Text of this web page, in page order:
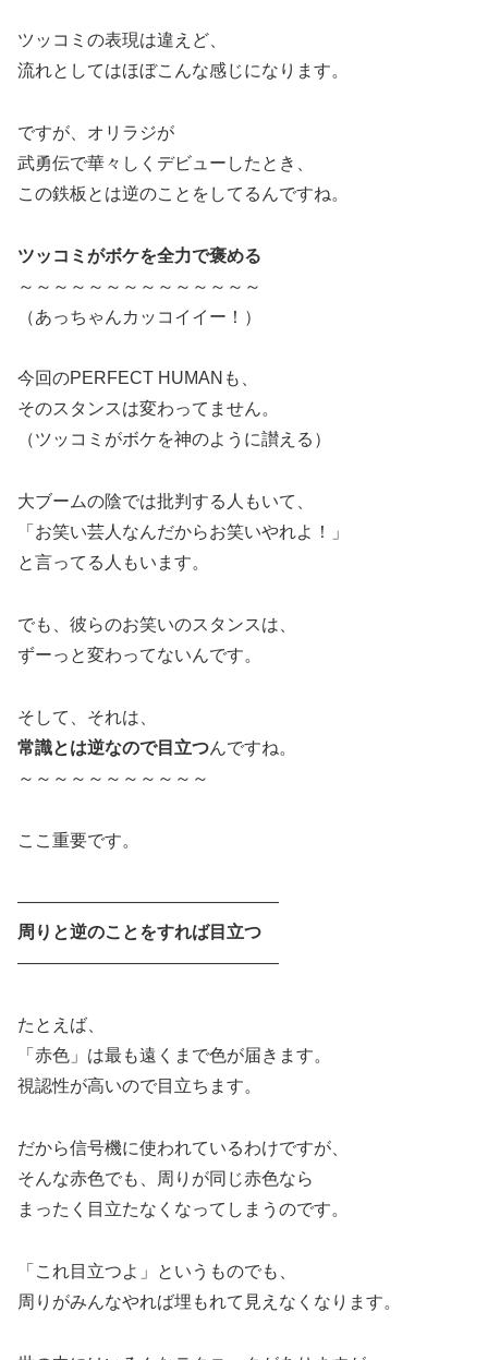
ツッコミの表現は違えど、
流れとしてはほぼこんな感じになります。
ですが、オリラジが
武勇伝で華々しくデビューしたとき、
この鉄板とは逆のことをしてるんですね。
ツッコミがボケを全力で褒める
～～～～～～～～～～～～～～
（あっちゃんカッコイイー！）
今回のPERFECT HUMANも、
そのスタンスは変わってません。
（ツッコミがボケを神のように讃える）
大ブームの陰では批判する人もいて、
「お笑い芸人なんだからお笑いやれよ！」
と言ってる人もいます。
でも、彼らのお笑いのスタンスは、
ずーっと変わってないんです。
そして、それは、
常識とは逆なので目立つんですね。
～～～～～～～～～～～
ここ重要です。
―――――――――――――――
周りと逆のことをすれば目立つ
―――――――――――――――
たとえば、
「赤色」は最も遠くまで色が届きます。
視認性が高いので目立ちます。
だから信号機に使われているわけですが、
そんな赤色でも、周りが同じ赤色なら
まったく目立たなくなってしまうのです。
「これ目立つよ」というものでも、
周りがみんなやれば埋もれて見えなくなります。